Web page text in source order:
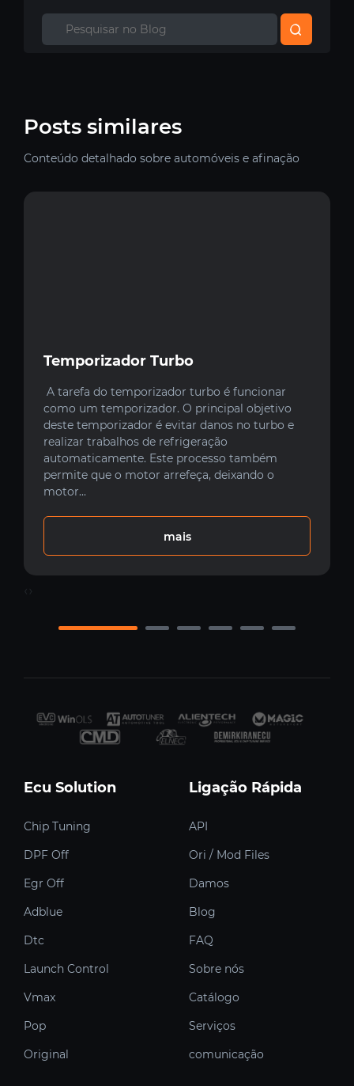
Posts similares
Conteúdo detalhado sobre automóveis e afinação
Temporizador Turbo
A tarefa do temporizador turbo é funcionar
como um temporizador. O principal objetivo
deste temporizador é evitar danos no turbo e
realizar trabalhos de refrigeração
automaticamente. Este processo também
permite que o motor arrefeça, deixando o
motor...
mais
‹
Ecu Solution
Chip Tuning
DPF Off
Egr Off
Adblue
Dtc
Launch Control
Vmax
Pop
Original
Ligação Rápida
API
Ori / Mod Files
Damos
Blog
FAQ
Sobre nós
Catálogo
Serviços
comunicação